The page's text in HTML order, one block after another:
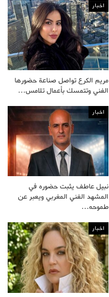
اخبار
مريم الكرع تواصل صناعة حضورها
الفني وتتمسك بأعمال تلامس…
اخبار
نبيل عاطف يثبت حضوره في
المشهد الفني المغربي ويعبر عن
طموحه…
اخبار